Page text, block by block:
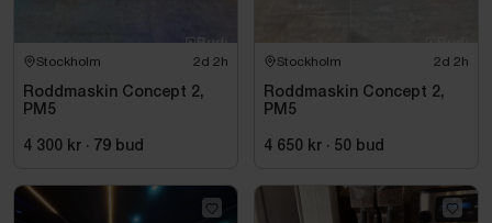
Stockholm 2d 2h
Roddmaskin Concept 2,
PM5
4 300 kr · 79 bud
Stockholm 2d 2h
Roddmaskin Concept 2,
PM5
4 650 kr · 50 bud